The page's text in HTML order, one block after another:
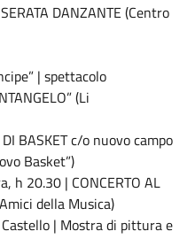
DANZANTE (Centro
| spettacolo
(Li
BASKET c/o nuovo campo
Basket”)
h 20.30 | CONCERTO AL
della Musica)
| Mostra di pittura e